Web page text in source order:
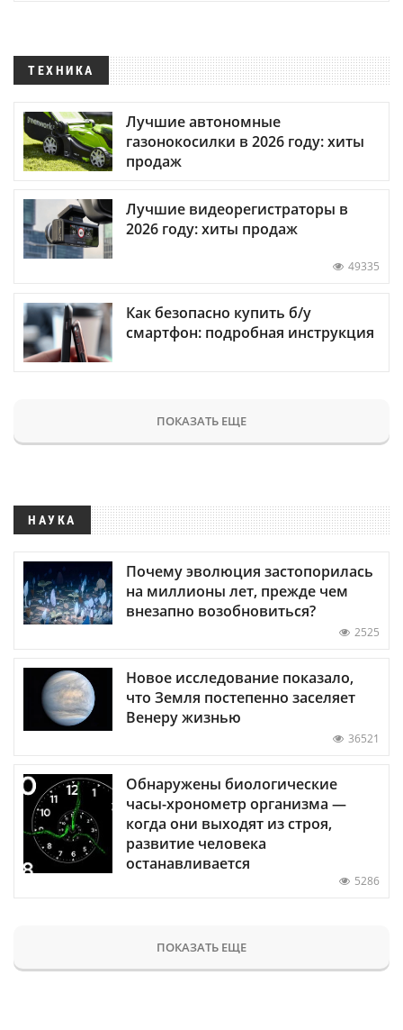
ТЕХНИКА
Лучшие автономные
газонокосилки в 2026 году: хиты
продаж
Лучшие видеорегистраторы в
2026 году: хиты продаж
49335
Как безопасно купить б/у
смартфон: подробная инструкция
ПОКАЗАТЬ ЕЩЕ
НАУКА
Почему эволюция застопорилась
на миллионы лет, прежде чем
внезапно возобновиться?
2525
Новое исследование показало,
что Земля постепенно заселяет
Венеру жизнью
36521
Обнаружены биологические
часы-хронометр организма —
когда они выходят из строя,
развитие человека
останавливается
5286
ПОКАЗАТЬ ЕЩЕ